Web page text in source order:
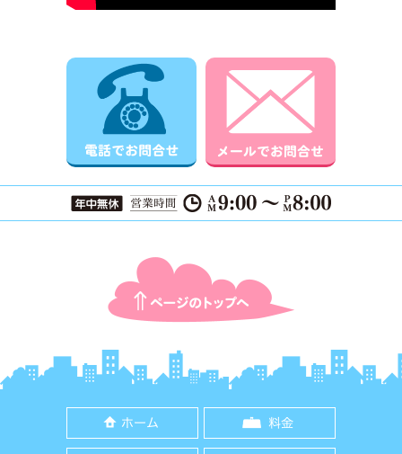
電話でお問合せ